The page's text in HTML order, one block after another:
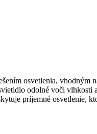
osvetlenia,
odolné voči vlhkosti
príjemné osvetlenie,